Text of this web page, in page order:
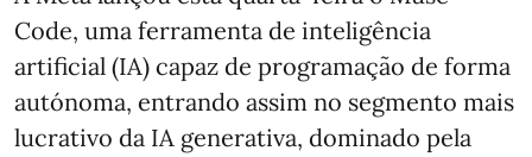
Code, uma ferramenta de inteligência
artificial (IA) capaz de programação de forma
autónoma, entrando assim no segmento mais
lucrativo da IA generativa, dominado pela